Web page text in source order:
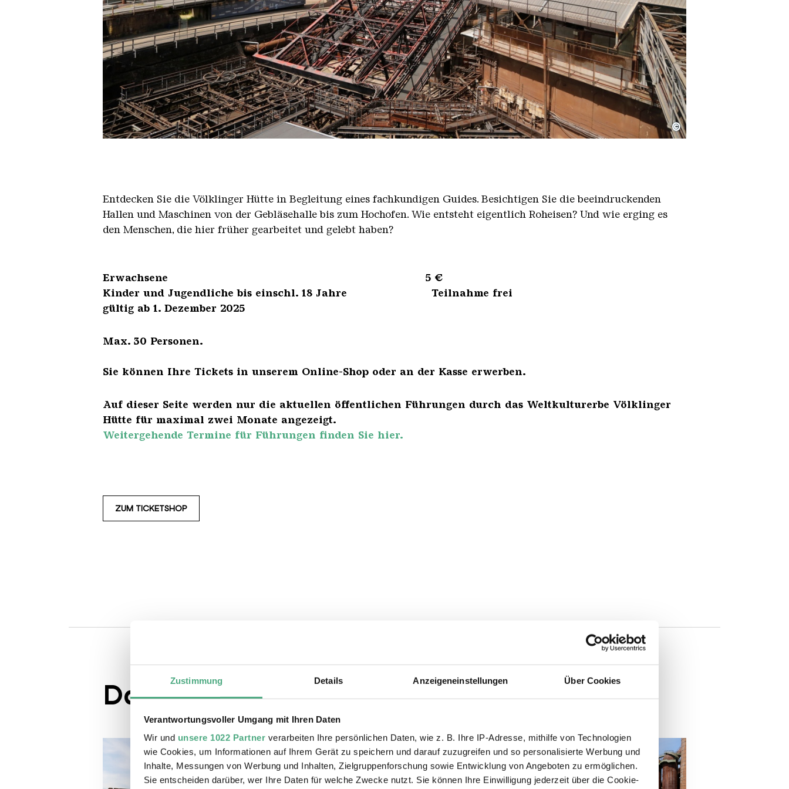
Zustimmung Details Anzeigeneinstellungen Über Cookies
Verantwortungsvoller Umgang mit Ihren Daten
Wir und unsere 1022 Partner verarbeiten Ihre persönlichen Daten, wie z. B. Ihre IP-Adresse, mithilfe von Technologien
wie Cookies, um Informationen auf Ihrem Gerät zu speichern und darauf zuzugreifen und so personalisierte Werbung und
Inhalte, Messungen von Werbung und Inhalten, Zielgruppenforschung sowie Entwicklung von Angeboten zu ermöglichen.
Sie entscheiden darüber, wer Ihre Daten für welche Zwecke nutzt. Sie können Ihre Einwilligung jederzeit über die Cookie-
Der Erzschrägaufzug der Völklinger Hütte mit dem Gasometer im Hintergrund
Copyright: Weltkulturerbe Völklinger Hütte | Karl Heinrich Veith
©
Entdecken Sie die Völklinger Hütte in Begleitung eines fachkundigen Guides. Besichtigen Sie die beeindruckenden
Hallen und Maschinen von der Gebläsehalle bis zum Hochofen. Wie entsteht eigentlich Roheisen? Und wie erging es
den Menschen, die hier früher gearbeitet und gelebt haben?
Erwachsene 5 €
Kinder und Jugendliche bis einschl. 18 Jahre Teilnahme frei
gültig ab 1. Dezember 2025
Max. 30 Personen.
Sie können Ihre Tickets in unserem Online-Shop oder an der Kasse erwerben.
Auf dieser Seite werden nur die aktuellen öffentlichen Führungen durch das Weltkulturerbe Völklinger
Hütte für maximal zwei Monate angezeigt.
Weitergehende Termine für Führungen finden Sie hier.
ZUM TICKETSHOP
Das könnte Sie auch interessieren